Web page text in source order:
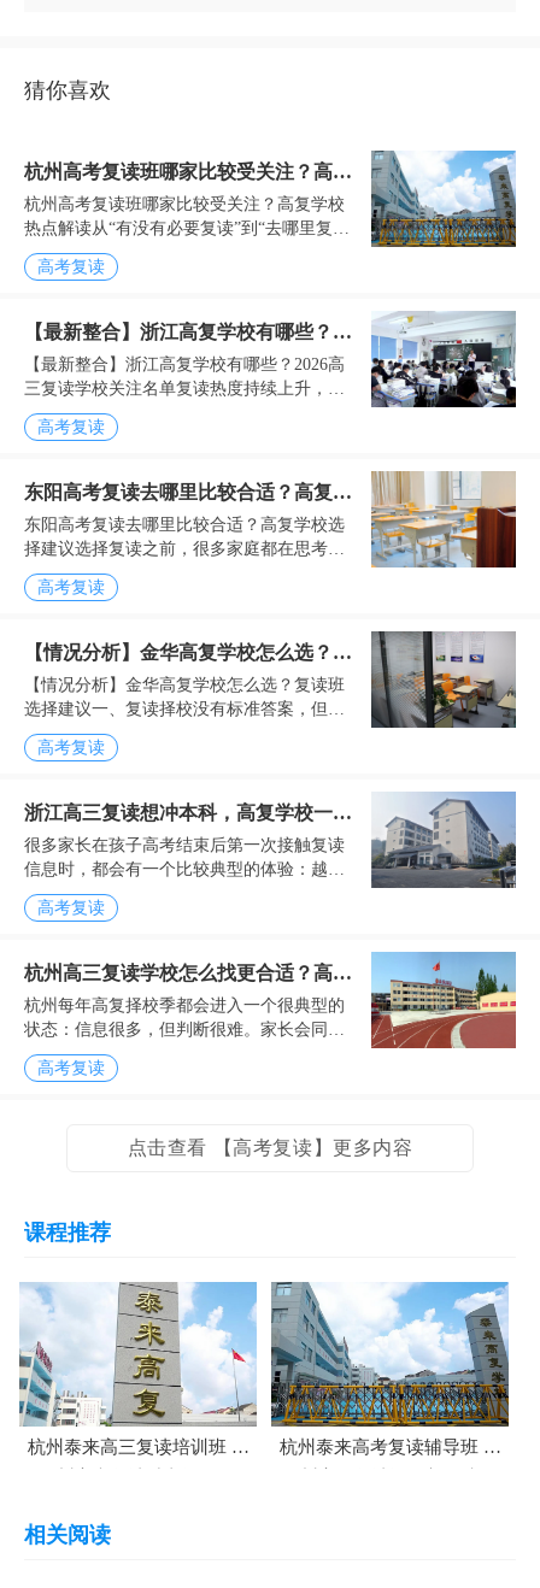
猜你喜欢
杭州高考复读班哪家比较受关注？高复
学校热点解读
杭州高考复读班哪家比较受关注？高复学校
热点解读从“有没有必要复读”到“去哪里复
读”，越来越多家庭开始认真做功课高考录取
结果...
高考复读
【最新整合】浙江高复学校有哪些？
2026高三复读学校关注名单
【最新整合】浙江高复学校有哪些？2026高
三复读学校关注名单复读热度持续上升，家
长择校更加理性随着高考竞争不断加剧，越
来越多考生开始重视复读这一选择。每年高
高考复读
东阳高考复读去哪里比较合适？高复学
校选择建议
东阳高考复读去哪里比较合适？高复学校选
择建议选择复读之前，很多家庭都在思考同
一个问题对于不少东阳考生来说，高考结束
并不意味着升学规划已经尘埃落定。每年成
高考复读
【情况分析】金华高复学校怎么选？复
读班选择建议
【情况分析】金华高复学校怎么选？复读班
选择建议一、复读择校没有标准答案，但有
明确的判断标准每年高考结束后，金华都有
不少学生开始考虑复读。有的考生因为考试
高考复读
浙江高三复读想冲本科，高复学校一般
怎么选更稳
很多家长在孩子高考结束后第一次接触复读
信息时，都会有一个比较典型的体验：越看
资料越觉得“差不多”。学校介绍里基本都有封
闭管理、全日制上课、分层教学...
高考复读
杭州高三复读学校怎么找更合适？高复
班推荐参考
杭州每年高复择校季都会进入一个很典型的
状态：信息很多，但判断很难。家长会同时
看到“封闭管理”“重点班”“提分案...
高考复读
点击查看 【高考复读】更多内容
课程推荐
杭州泰来高三复读培训班 杭
杭州泰来高考复读辅导班 杭
相关阅读